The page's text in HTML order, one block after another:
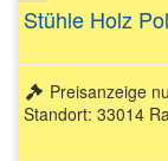
Stühle Holz
Preisanzeige
Standort: 33014